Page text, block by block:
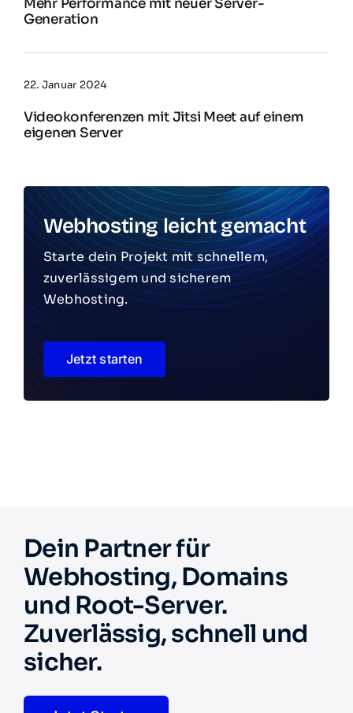
Generation
22. Januar 2024
Videokonferenzen mit Jitsi Meet auf einem
eigenen Server
Webhosting leicht gemacht
Starte dein Projekt mit schnellem,
zuverlässigem und sicherem
Webhosting.
Jetzt starten
Dein Partner für
Webhosting, Domains
und Root-Server.
Zuverlässig, schnell und
sicher.